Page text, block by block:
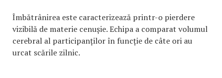
Îmbătrânirea este caracterizează printr-o pierdere
vizibilă de materie cenușie. Echipa a comparat volumul
cerebral al participanților în funcție de câte ori au
urcat scările zilnic.